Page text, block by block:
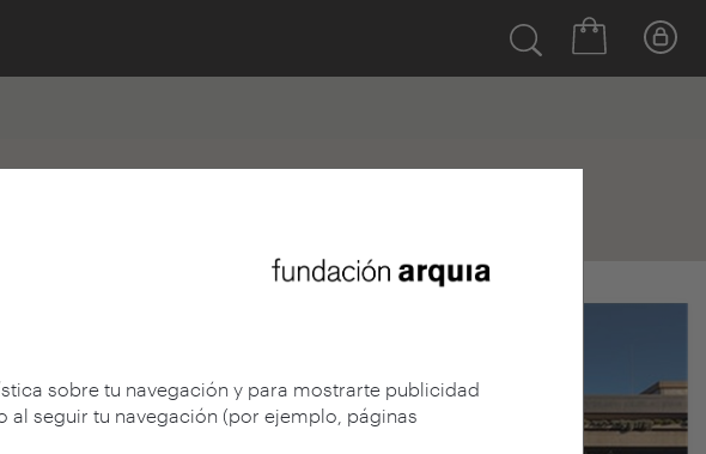
sobre tu navegación y para mostrarte publicidad
al seguir tu navegación (por ejemplo, páginas